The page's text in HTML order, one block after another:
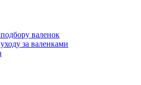
валенок
за валенками